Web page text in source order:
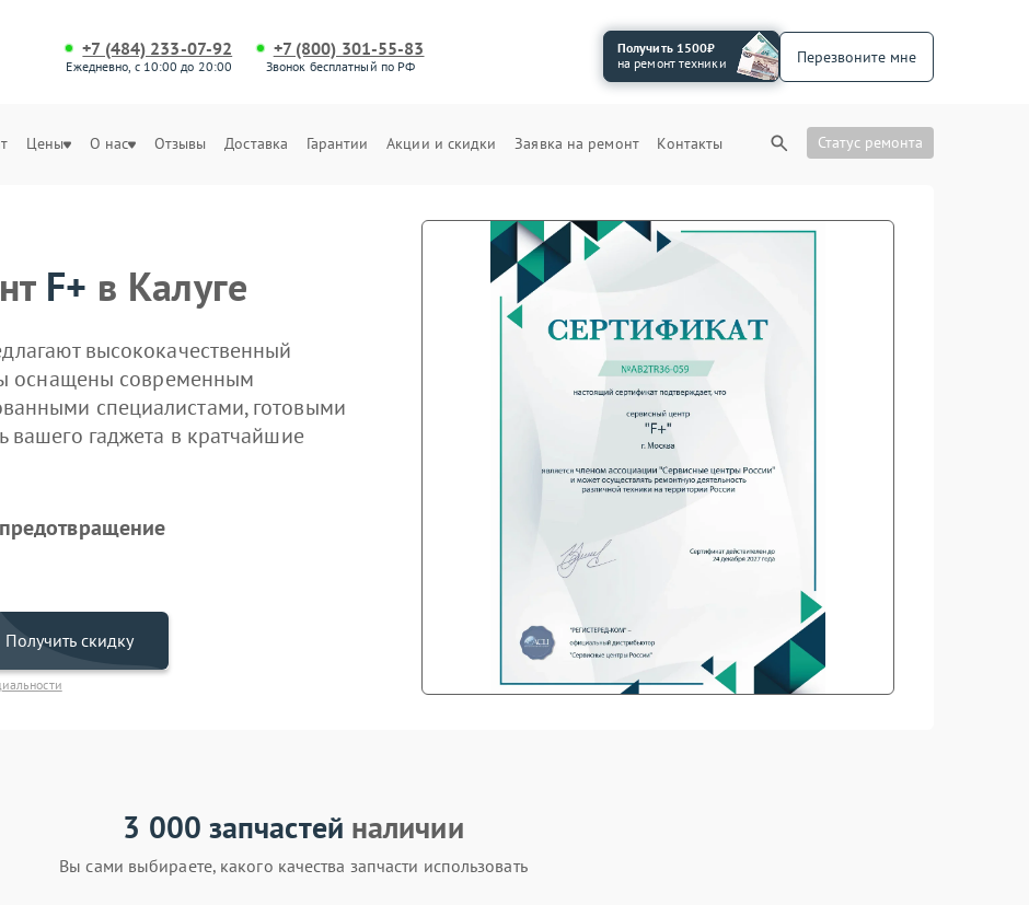
+7 (484) 233-07-92
Ежедневно, с 10:00 до 20:00
+7 (800) 301-55-83
Звонок бесплатный по РФ
Получить 1500₽
на ремонт техники
Перезвоните мне
Цены О нас Отзывы Доставка Гарантии Акции и скидки Заявка на ремонт Контакты Статус ремонта
F+ в Калуге
высококачественный
оснащены современным
специалистами, готовыми
вашего гаджета в кратчайшие
Получить скидку
3 000 запчастей наличии
Вы сами выбираете, какого качества запчасти использовать